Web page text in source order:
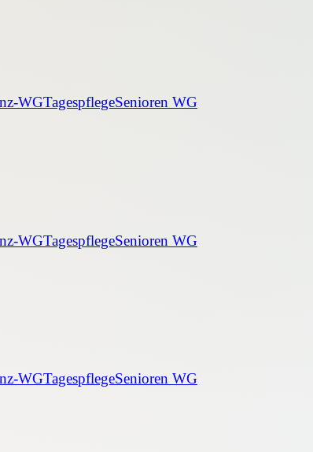
WGTagespflegeSenioren WG
WGTagespflegeSenioren WG
WGTagespflegeSenioren WG